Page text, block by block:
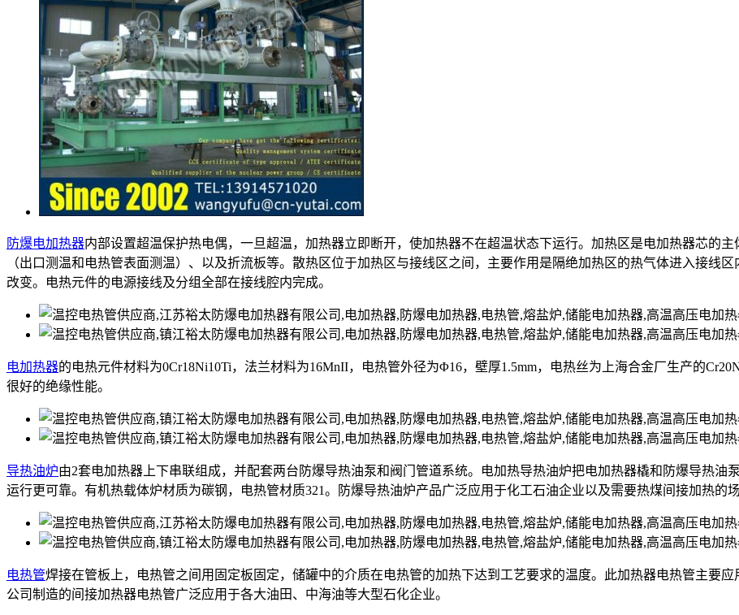
防爆电加热器内部设置超温保护热电偶，一旦超温，加热器立即断开，使加热器不在超温状态下运行。加热区是电加热器芯的
（出口测温和电热管表面测温）、以及折流板等。散热区位于加热区与接线区之间，主要作用是隔绝加热区的热气体进入接线
改变。电热元件的电源接线及分组全部在接线腔内完成。
电加热器的电热元件材料为0Cr18Ni10Ti，法兰材料为16MnII，电热管外径为Φ16，壁厚1.5mm，电热丝为上海合金厂生产的
很好的绝缘性能。
导热油炉由2套电加热器上下串联组成，并配套两台防爆导热油泵和阀门管道系统。电加热导热油炉把电加热器橇和防爆导热油
运行更可靠。有机热载体炉材质为碳钢，电热管材质321。防爆导热油炉产品广泛应用于化工石油企业以及需要热煤间接加热的场
电热管焊接在管板上，电热管之间用固定板固定，储罐中的介质在电热管的加热下达到工艺要求的温度。此加热器电热管主要
公司制造的间接加热器电热管广泛应用于各大油田、中海油等大型石化企业。